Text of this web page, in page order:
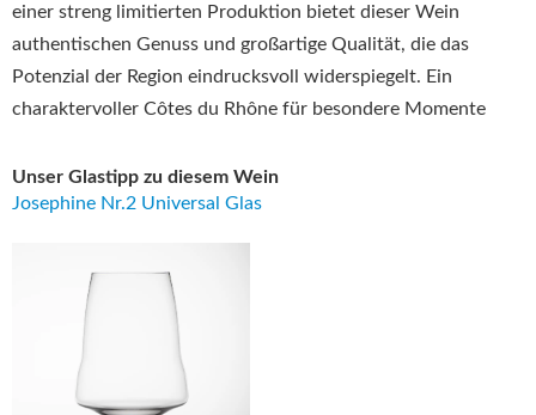
einer streng limitierten Produktion bietet dieser Wein
authentischen Genuss und großartige Qualität, die das
Potenzial der Region eindrucksvoll widerspiegelt. Ein
charaktervoller Côtes du Rhône für besondere Momente
Unser Glastipp zu diesem Wein
Josephine Nr.2 Universal Glas